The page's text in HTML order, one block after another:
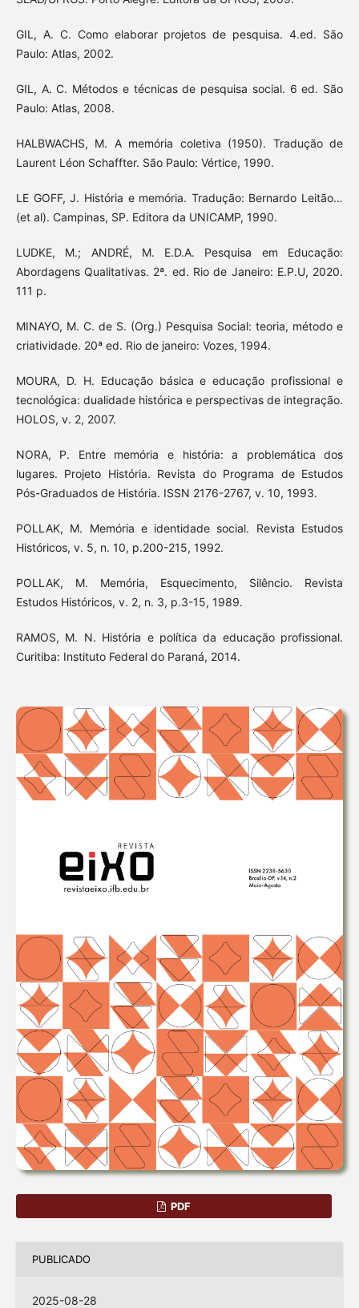
GIL, A. C. Como elaborar projetos de pesquisa. 4.ed. São
Paulo: Atlas, 2002.
GIL, A. C. Métodos e técnicas de pesquisa social. 6 ed. São
Paulo: Atlas, 2008.
HALBWACHS, M. A memória coletiva (1950). Tradução de
Laurent Léon Schaffter. São Paulo: Vértice, 1990.
LE GOFF, J. História e memória. Tradução: Bernardo Leitão…
(et al). Campinas, SP. Editora da UNICAMP, 1990.
LUDKE, M.; ANDRÉ, M. E.D.A. Pesquisa em Educação:
Abordagens Qualitativas. 2ª. ed. Rio de Janeiro: E.P.U, 2020.
111 p.
MINAYO, M. C. de S. (Org.) Pesquisa Social: teoria, método e
criatividade. 20ª ed. Rio de janeiro: Vozes, 1994.
MOURA, D. H. Educação básica e educação profissional e
tecnológica: dualidade histórica e perspectivas de integração.
HOLOS, v. 2, 2007.
NORA, P. Entre memória e história: a problemática dos
lugares. Projeto História. Revista do Programa de Estudos
Pós-Graduados de História. ISSN 2176-2767, v. 10, 1993.
POLLAK, M. Memória e identidade social. Revista Estudos
Históricos, v. 5, n. 10, p.200-215, 1992.
POLLAK, M. Memória, Esquecimento, Silêncio. Revista
Estudos Históricos, v. 2, n. 3, p.3-15, 1989.
RAMOS, M. N. História e política da educação profissional.
Curitiba: Instituto Federal do Paraná, 2014.
PDF
PUBLICADO
2025-08-28